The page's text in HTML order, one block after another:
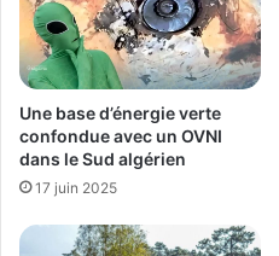
Une base d’énergie verte
confondue avec un OVNI
dans le Sud algérien
17 juin 2025